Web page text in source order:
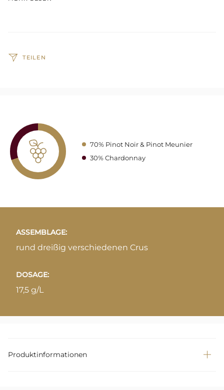
TEILEN
70% Pinot Noir & Pinot Meunier
30% Chardonnay
ASSEMBLAGE:
rund dreißig verschiedenen Crus
DOSAGE:
17,5 g/L
Produktinformationen